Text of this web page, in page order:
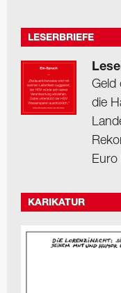
LESERBRIEFE
Geld
die
Euro
KARIKATUR